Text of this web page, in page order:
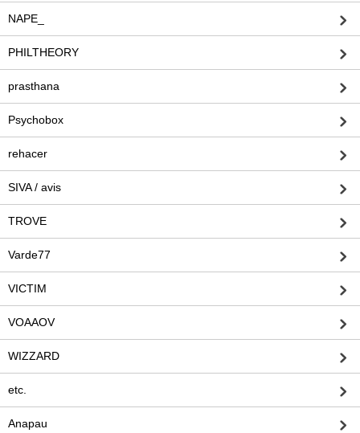
NAPE_
PHILTHEORY
prasthana
Psychobox
rehacer
SIVA / avis
TROVE
Varde77
VICTIM
VOAAOV
WIZZARD
etc.
Anapau